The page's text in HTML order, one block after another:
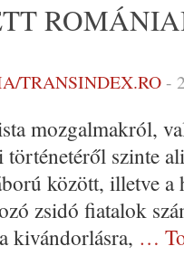
TRANSINDEX.RO-
mozgalmakról,
történetéről szinte
között, illetve a
zsidó fiatalok
kivándorlásra, …